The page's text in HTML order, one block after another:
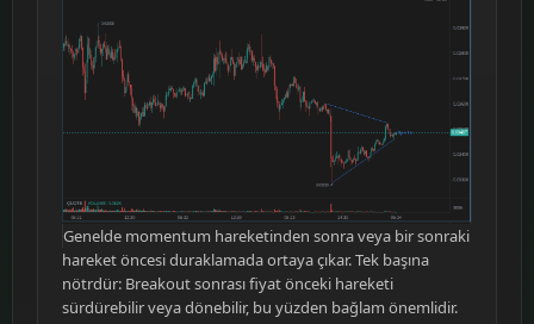
Genelde momentum hareketinden sonra veya bir sonraki
hareket öncesi duraklamada ortaya çıkar. Tek başına
nötrdür: Breakout sonrası fiyat önceki hareketi
sürdürebilir veya dönebilir, bu yüzden bağlam önemlidir.